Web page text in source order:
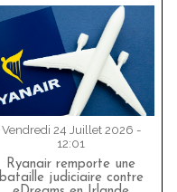
Vendredi 24 Juillet 2026 -
12:01
Ryanair remporte une
bataille judiciaire contre